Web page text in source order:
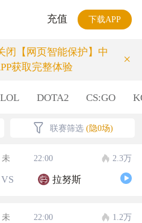
充值 下载APP
闭【网页智能保护】中
获取完整体验
×
LOL DOTA2 CS:GO
联赛筛选 (隐0场)
未 22:00 2.3万
VS 拉努斯
未 22:00 1.2万